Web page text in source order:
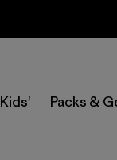
Kids' Packs &